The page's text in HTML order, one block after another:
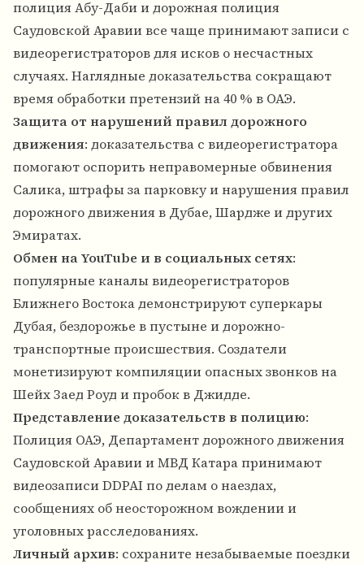
полиция Абу-Даби и дорожная полиция
Саудовской Аравии все чаще принимают записи с
видеорегистраторов для исков о несчастных
случаях. Наглядные доказательства сокращают
время обработки претензий на 40 % в ОАЭ.
Защита от нарушений правил дорожного
движения: доказательства с видеорегистратора
помогают оспорить неправомерные обвинения
Салика, штрафы за парковку и нарушения правил
дорожного движения в Дубае, Шардже и других
Эмиратах.
Обмен на YouTube и в социальных сетях:
популярные каналы видеорегистраторов
Ближнего Востока демонстрируют суперкары
Дубая, бездорожье в пустыне и дорожно-
транспортные происшествия. Создатели
монетизируют компиляции опасных звонков на
Шейх Заед Роуд и пробок в Джидде.
Представление доказательств в полицию:
Полиция ОАЭ, Департамент дорожного движения
Саудовской Аравии и МВД Катара принимают
видеозаписи DDPAI по делам о наездах,
сообщениях об неосторожном вождении и
уголовных расследованиях.
Личный архив: сохраните незабываемые поездки